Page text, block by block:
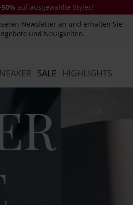
auf ausgewählte Styles!
Newsletter an und erhalten Sie
und Neuigkeiten.
SALE HIGHLIGHTS